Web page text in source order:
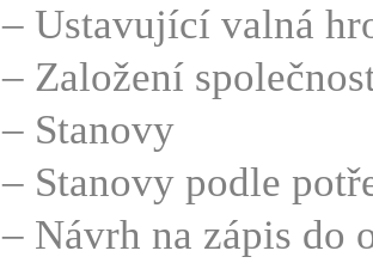
– Ustavující valná
– Založení
– Stanovy
– Stanovy podle
– Návrh na zápis do